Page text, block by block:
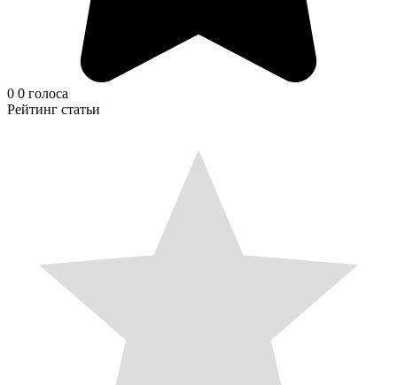
0 0 голоса
Рейтинг статьи